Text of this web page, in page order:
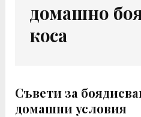
домашно
коса
Съвети за
домашни условия